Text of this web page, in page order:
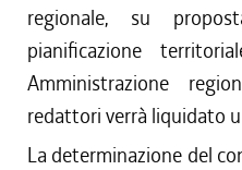
regionale, su
pianificazione
Amministrazione
redattori verrà liquidato
La determinazione del